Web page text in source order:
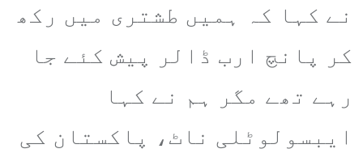
نے کہا کہ ہمیں طشتری میں رکھ
کر پانچ ارب ڈالر پیش کئے جا
رہے تھے مگر ہم نے کہا
ایبسولوٹلی ناٹ، پاکستان کی